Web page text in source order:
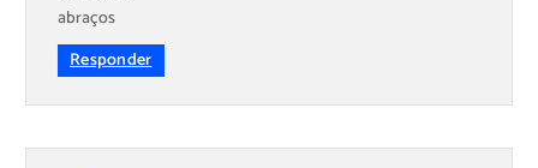
abraços
Responder